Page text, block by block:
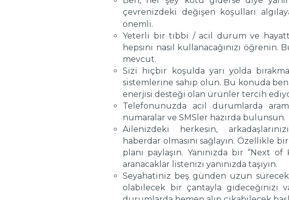
çevrenizdeki değişen
koşulları
önemli.
Yeterli bir tıbbi / acil durum ve
hepsini nasıl kullanacağınızı
mevcut.
Sizi hiçbir koşulda yarı yolda
sistemlerine sahip olun. Bu konuda ben
enerjisi desteği olan ürünler tercih
Telefonunuzda acil durumlarda
numaralar ve SMSler hazırda bulunsun.
Ailenizdeki herkesin,
haberdar olmasını sağlayın. Özellikle
planı paylaşın. Yanınızda bir ‘’Next
aranacaklar listenizi yanınızda taşıyın.
Seyahatiniz beş günden uzun
olabilecek bir çantayla gideceğinizi